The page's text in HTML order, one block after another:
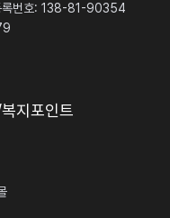
록번호: 138-81-90354
지포인트